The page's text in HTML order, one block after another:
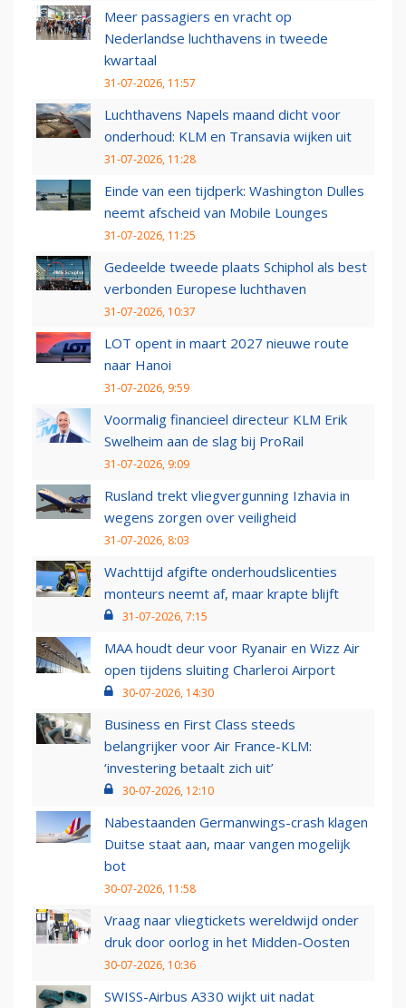
Meer passagiers en vracht op
Nederlandse luchthavens in tweede
kwartaal
31-07-2026, 11:57
Luchthavens Napels maand dicht voor
onderhoud: KLM en Transavia wijken uit
31-07-2026, 11:28
Einde van een tijdperk: Washington Dulles
neemt afscheid van Mobile Lounges
31-07-2026, 11:25
Gedeelde tweede plaats Schiphol als best
verbonden Europese luchthaven
31-07-2026, 10:37
LOT opent in maart 2027 nieuwe route
naar Hanoi
31-07-2026, 9:59
Voormalig financieel directeur KLM Erik
Swelheim aan de slag bij ProRail
31-07-2026, 9:09
Rusland trekt vliegvergunning Izhavia in
wegens zorgen over veiligheid
31-07-2026, 8:03
Wachttijd afgifte onderhoudslicenties
monteurs neemt af, maar krapte blijft
31-07-2026, 7:15
MAA houdt deur voor Ryanair en Wizz Air
open tijdens sluiting Charleroi Airport
30-07-2026, 14:30
Business en First Class steeds
belangrijker voor Air France-KLM:
‘investering betaalt zich uit’
30-07-2026, 12:10
Nabestaanden Germanwings-crash klagen
Duitse staat aan, maar vangen mogelijk
bot
30-07-2026, 11:58
Vraag naar vliegtickets wereldwijd onder
druk door oorlog in het Midden-Oosten
30-07-2026, 10:36
SWISS-Airbus A330 wijkt uit nadat